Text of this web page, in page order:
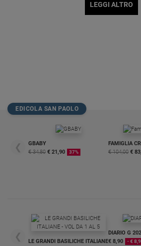
LEGGI ALTRO
EDICOLA SAN PAOLO
❮
GBABY
€ 34,80 € 21,90 37%
FAMIGLIA
€ 104,00 €
❮
LE GRANDI BASILICHE ITALIANE
DIARIO G
€ 8,90
- €